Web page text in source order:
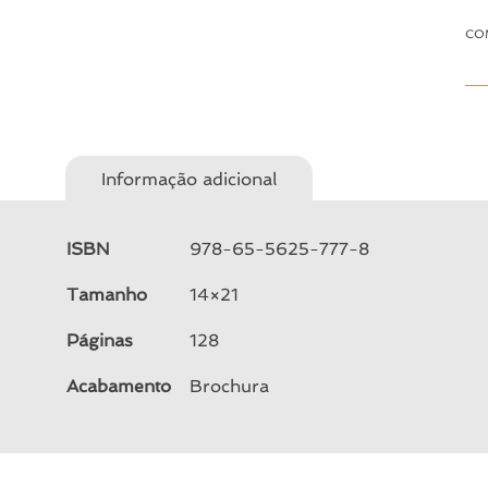
Informação adicional
ISBN 978-65-5625-777-8
Tamanho 14×21
Páginas 128
Acabamento Brochura